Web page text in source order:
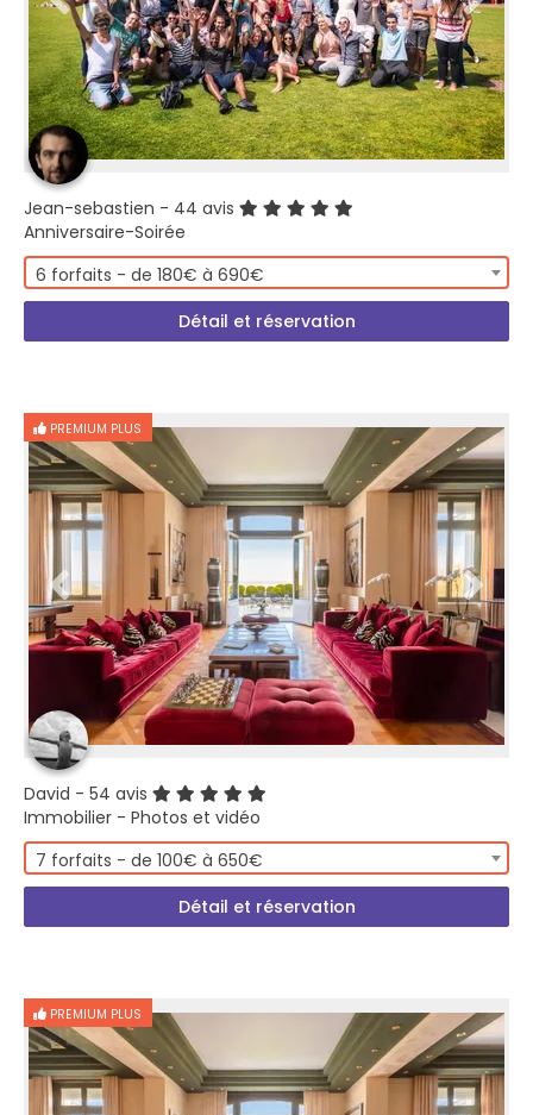
Jean-sebastien - 44 avis
Anniversaire-Soirée
6 forfaits - de 180€ à 690€
Détail et réservation
PREMIUM PLUS
David - 54 avis
Immobilier - Photos et vidéo
7 forfaits - de 100€ à 650€
Détail et réservation
PREMIUM PLUS